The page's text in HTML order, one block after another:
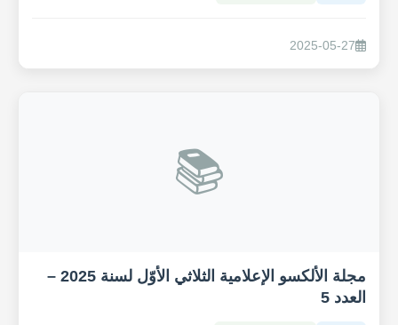
2025-05-27
📚
مجلة الألكسو الإعلامية الثلاثي الأوّل لسنة 2025 –
العدد 5